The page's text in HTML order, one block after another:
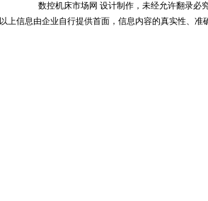
数控机床市场网 设计制作，未经允许翻录必
以上信息由企业自行提供首面，信息内容的真实性、